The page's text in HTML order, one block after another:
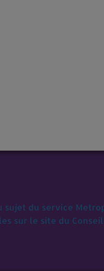
du service
sur le site du